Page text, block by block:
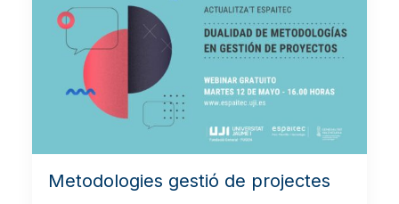
Metodologies gestió de projectes